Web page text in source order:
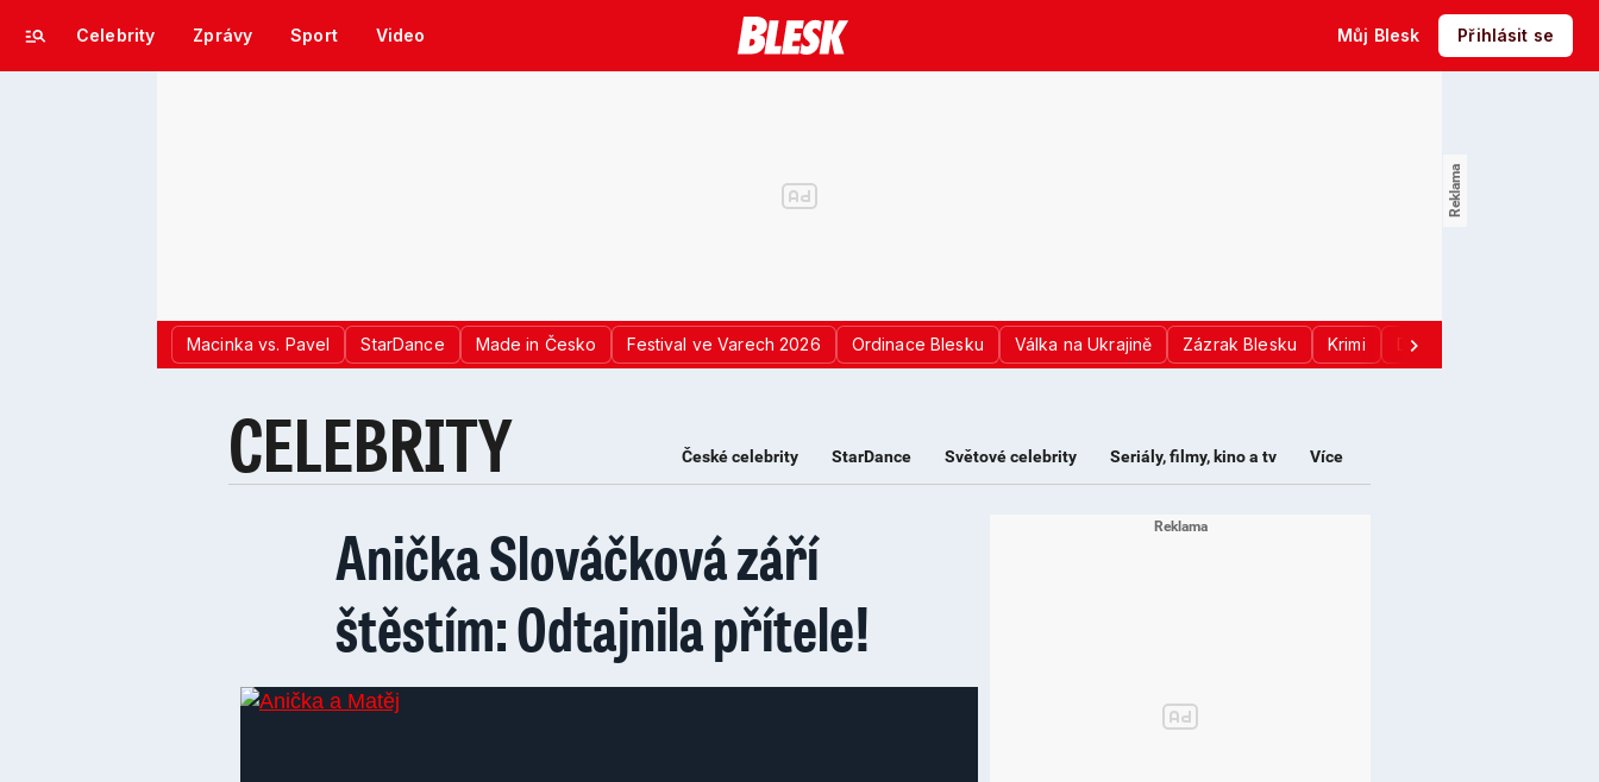
Celebrity Zprávy Sport Video Můj Blesk Přihlásit se
Macinka vs. Pavel StarDance Made in Česko Festival ve Varech 2026 Ordinace Blesku Válka na Ukrajině Zázrak Blesku Krimi Donald Trump
CELEBRITY České celebrity StarDance Světové celebrity Seriály, filmy, kino a tv Více
Anička Slováčková září
štěstím: Odtajnila přítele!